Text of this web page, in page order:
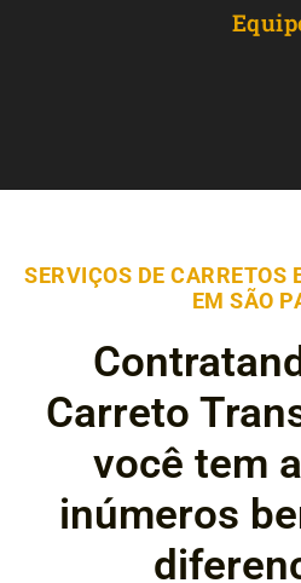
SERVIÇOS DE CARRETOS
EM SÃO
Carreto
você tem
inúmeros